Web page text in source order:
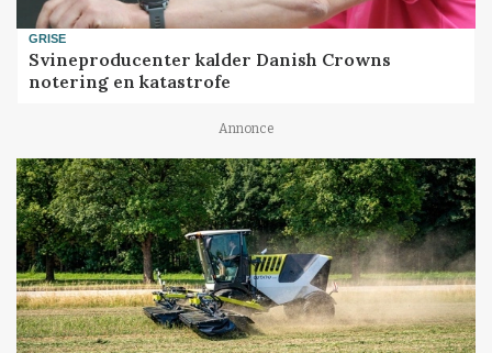
GRISE
Svineproducenter kalder Danish Crowns
notering en katastrofe
Annonce